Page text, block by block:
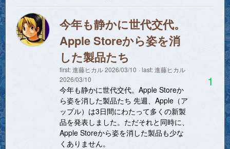
今年も静かに世代交代。
Apple Storeから姿を消
した製品たち
first:進藤ヒカル2026/03/10 last:進藤ヒカル
2026/03/10
今年も静かに世代交代。Apple Storeか
ら姿を消した製品たち 先週、Apple（ア
ップル）は3日間にわたって多くの新製
品を発表しました。ただそれと同時に、
Apple Storeから姿を消した製品も少な
くありません。
1